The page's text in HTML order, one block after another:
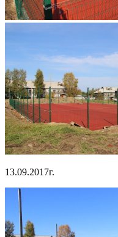
13.09.2017г.